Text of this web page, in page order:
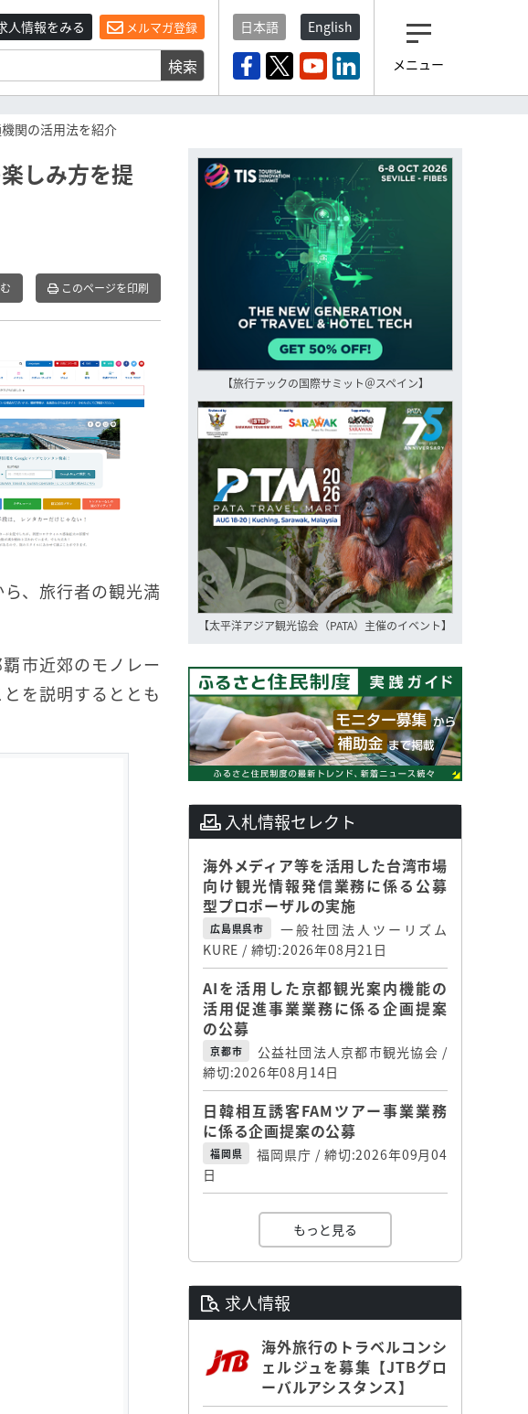
人情報をみる メルマガ登録
検索
日本語 English
メニュー
関の活用法を紹介
しみ方を提
このページを印刷
、旅行者の観光満
市近郊のモノレー
を説明するととも
【旅行テックの国際サミット＠スペイン】
【太平洋アジア観光協会（PATA）主催のイベント】
入札情報セレクト
海外メディア等を活用した台湾市場
向け観光情報発信業務に係る公募
型プロポーザルの実施
広島県呉市
一般社団法人ツーリズム
KURE / 締切:2026年08月21日
AIを活用した京都観光案内機能の
活用促進事業業務に係る企画提案
の公募
京都市
公益社団法人京都市観光協会 /
締切:2026年08月14日
日韓相互誘客FAMツアー事業業務
に係る企画提案の公募
福岡県
福岡県庁 / 締切:2026年09月04
日
もっと見る
求人情報
海外旅行のトラベルコンシ
ェルジュを募集【JTBグロ
ーバルアシスタンス】
観光産業ニュース「トラベ
登録済みですよね？
もし未だ登録していないなら…
いますぐ登録する